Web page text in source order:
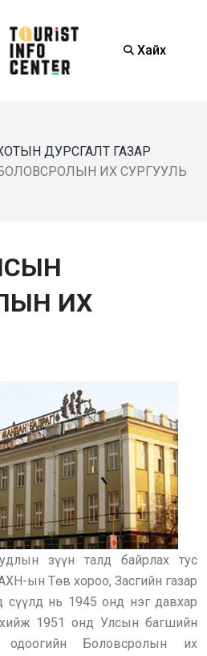
Хайх
ДУРСГАЛТ ГАЗАР
ИХ СУРГУУЛЬ
ИХ
зүүн талд байрлах тус
ын Төв хороо, Засгийн газар
сүүлд нь 1945 онд нэг давхар
1951 онд Улсын багшийн
одоогийн Боловсролын их